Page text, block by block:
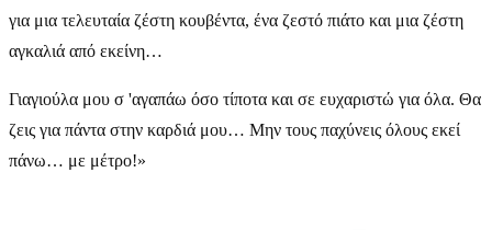
για μια τελευταία ζέστη κουβέντα, ένα ζεστό πιάτο και μια ζέστη
αγκαλιά από εκείνη…
Γιαγιούλα μου σ 'αγαπάω όσο τίποτα και σε ευχαριστώ για όλα. Θα
ζεις για πάντα στην καρδιά μου… Μην τους παχύνεις όλους εκεί
πάνω… με μέτρο!»